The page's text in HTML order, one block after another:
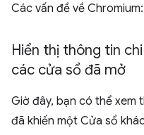
Các vấn đề về Chromium:
Hiển thị thông tin
các cửa sổ đã mở
Giờ đây, bạn có thể xem
đã khiến một Cửa sổ